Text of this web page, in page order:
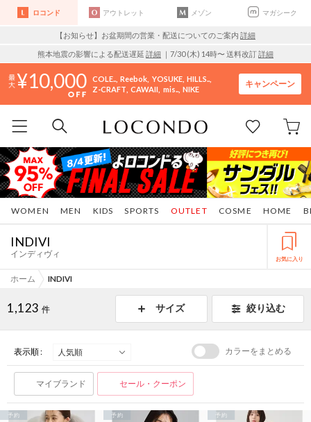
ロコンド アウトレット メゾン マガシーク
【お知らせ】お盆期間の営業・配送についてのご案内 詳細
熊本地震の影響による配送遅延 詳細 ｜7/30 (木) 14時〜 送料改訂詳細
10,000 COLE.. Reebok YOSUKE HILLS..
Z-CRAFT CAWAII mis.. NIKE
キャンペーン
WOMEN MEN KIDS SPORTS COSME HOME
OUTLET
INDIVI
インディヴィ お気に入り
ホーム INDIVI
1,123 件 サイズ 絞り込む
表示順 : カラーをまとめる
マイブランド セール・クーポン
予約 予約 予約